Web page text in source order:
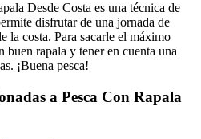
Desde Costa es una técnica de
disfrutar de una jornada de
la costa. Para sacarle el máximo
buen rapala y tener en cuenta una
¡Buena pesca!
a Pesca Con Rapala